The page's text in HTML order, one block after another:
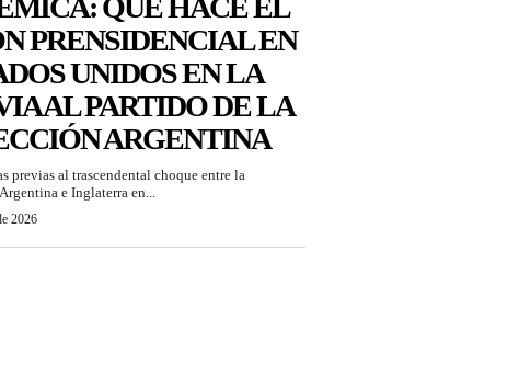
QUÉ HACE EL
PRENSIDENCIAL EN
UNIDOS EN LA
AL PARTIDO DE LA
ARGENTINA
previas al trascendental choque entre la
e Inglaterra en...
2026